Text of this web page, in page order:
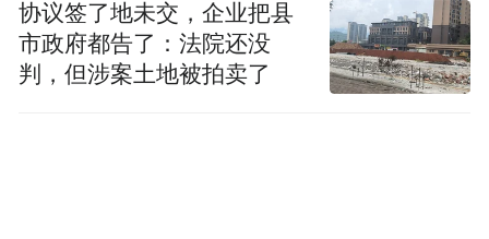
协议签了地未交，企业把县
市政府都告了：法院还没
判，但涉案土地被拍卖了